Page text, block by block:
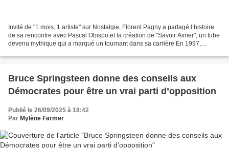
Invité de "1 mois, 1 artiste" sur Nostalgie, Florent Pagny a partagé l’histoire
de sa rencontre avec Pascal Obispo et la création de "Savoir Aimer", un tube
devenu mythique qui a marqué un tournant dans sa carrière En 1997,
Bruce Springsteen donne des conseils aux
Démocrates pour être un vrai parti d’opposition
Publié le 26/09/2025 à 18:42
Par Mylène Farmer